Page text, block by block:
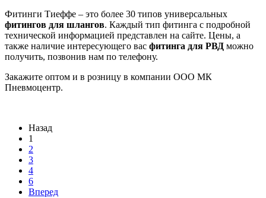
Фитинги Тиеффе – это более 30 типов универсальных
фитингов для шлангов. Каждый тип фитинга с подробной
технической информацией представлен на сайте. Цены, а
также наличие интересующего вас фитинга для РВД можно
получить, позвонив нам по телефону.
Закажите оптом и в розницу в компании ООО МК
Пневмоцентр.
Назад
1
2
3
4
6
Вперед